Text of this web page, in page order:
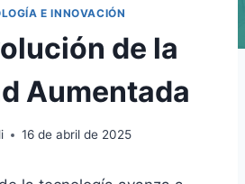
E INNOVACIÓN
de la
Aumentada
16 de abril de 2025